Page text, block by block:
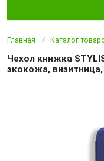
Главная Каталог
Чехол книжка
экокожа,